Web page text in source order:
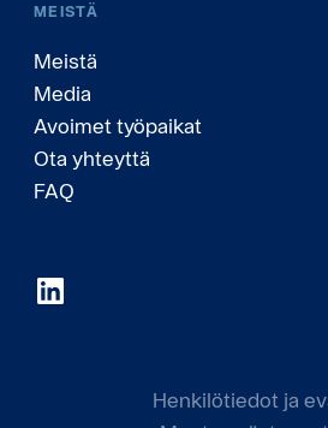
MEISTÄ
Meistä
Media
Avoimet työpaikat
Ota yhteyttä
FAQ
Henkilötiedot ja